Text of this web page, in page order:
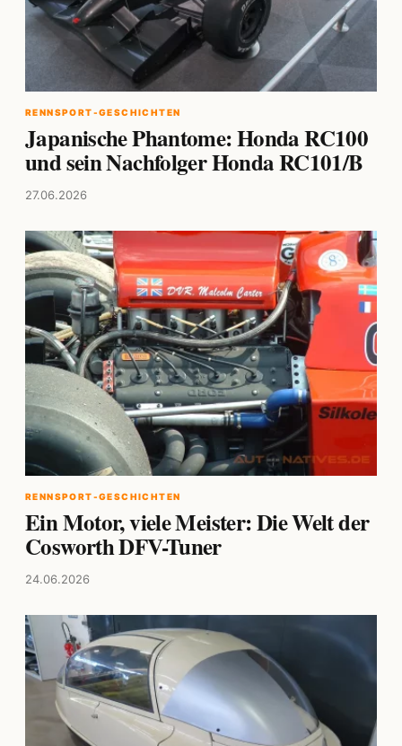
RENNSPORT-GESCHICHTEN
Japanische Phantome: Honda RC100
und sein Nachfolger Honda RC101/B
27.06.2026
RENNSPORT-GESCHICHTEN
Ein Motor, viele Meister: Die Welt der
Cosworth DFV-Tuner
24.06.2026